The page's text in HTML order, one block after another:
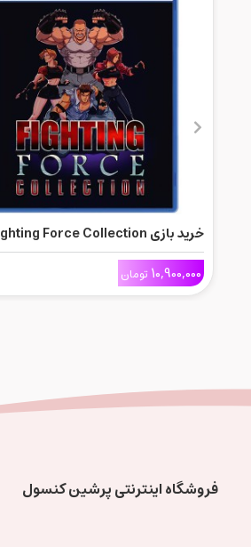
Ps5
10,900,000تومان
فروشگاه اینترنتی پرشین کنسول